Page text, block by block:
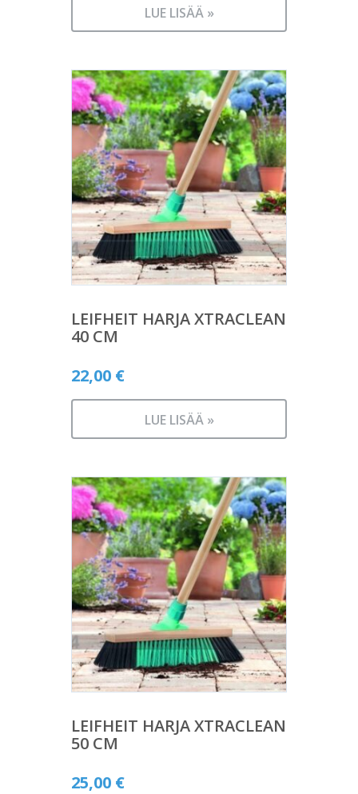
LUE LISÄÄ »
LEIFHEIT HARJA XTRACLEAN
40 CM
22,00 €
LUE LISÄÄ »
LEIFHEIT HARJA XTRACLEAN
50 CM
25,00 €